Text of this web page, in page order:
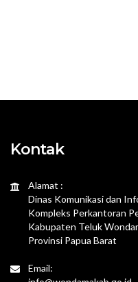
Kontak
Alamat :
Dinas Komunikasi dan
Kompleks Perkantoran
Kabupaten Teluk
Provinsi Papua Barat
Email: